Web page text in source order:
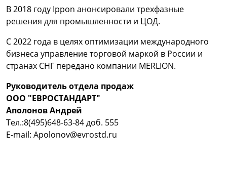
В 2018 году Ippon анонсировали трехфазные
решения для промышленности и ЦОД.
С 2022 года в целях оптимизации международного
бизнеса управление торговой маркой в России и
странах СНГ передано компании MERLION.
Руководитель отдела продаж
ООО "ЕВРОСТАНДАРТ"
Аполонов Андрей
Тел.:8(495)648-63-84 доб. 555
E-mail: Apolonov@evrostd.ru